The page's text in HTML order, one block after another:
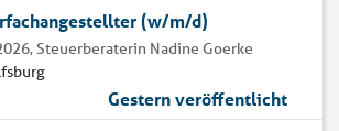
(w/m/d)
Steuerberaterin Nadine Goerke
Gestern veröffentlicht